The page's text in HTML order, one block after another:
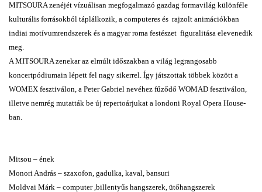
MITSOURA zenéjét vízuálisan megfogalmazó gazdag formavilág különféle
kulturális forrásokból táplálkozik, a computeres és rajzolt animációkban
indiai motívumrendszerek és a magyar roma festészet figuralitása elevenedik
meg.
A MITSOURA zenekar az elmúlt időszakban a világ legrangosabb
koncertpódiumain lépett fel nagy sikerrel. Így játszottak többek között a
WOMEX fesztiválon, a Peter Gabriel nevéhez fűződő WOMAD fesztiválon,
illetve nemrég mutatták be új repertoárjukat a londoni Royal Opera House-
ban.
Mitsou – ének
Monori András – szaxofon, gadulka, kaval, bansuri
Moldvai Márk – computer ,billentyűs hangszerek, ütőhangszerek